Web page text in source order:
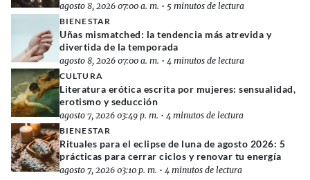
agosto 8, 2026 07:00 a. m. • 5 minutos de lectura
BIENESTAR
Uñas mismatched: la tendencia más atrevida y
divertida de la temporada
agosto 8, 2026 07:00 a. m. • 4 minutos de lectura
CULTURA
Literatura erótica escrita por mujeres: sensualidad,
erotismo y seducción
agosto 7, 2026 03:49 p. m. • 4 minutos de lectura
BIENESTAR
Rituales para el eclipse de luna de agosto 2026: 5
prácticas para cerrar ciclos y renovar tu energía
agosto 7, 2026 03:10 p. m. • 4 minutos de lectura